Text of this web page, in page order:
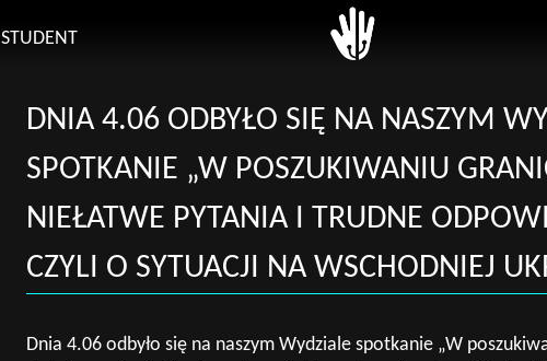
STUDENT
Plan zajęć (Unitime)
Uczelniana Platforma E-
Uczelniana Baza
Przedmiotów Obieralnych
(UBPO)
Regulaminy i zarządzenia
Unitime
Zaloguj
DNIA 4.06 ODBYŁO SIĘ NA NASZYM
SPOTKANIE „W POSZUKIWANIU
NIEŁATWE PYTANIA I TRUDNE
CZYLI O SYTUACJI NA WSCHODNIEJ
Dnia 4.06 odbyło się na naszym Wydziale spotkanie „W